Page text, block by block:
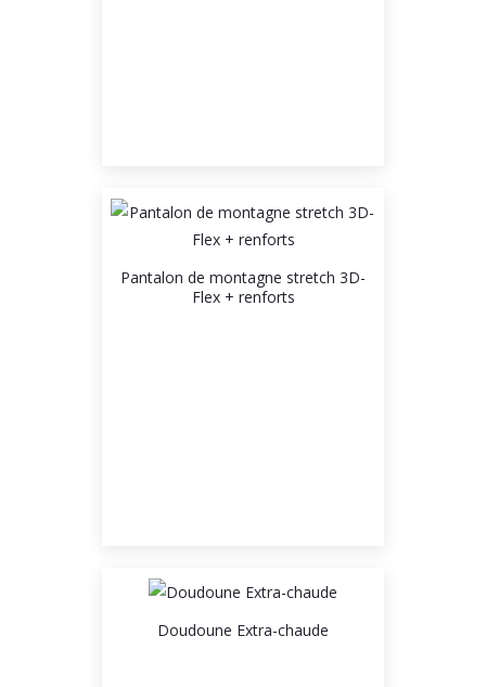
Pantalon de montagne stretch 3D-
Flex + renforts
Doudoune Extra-chaude